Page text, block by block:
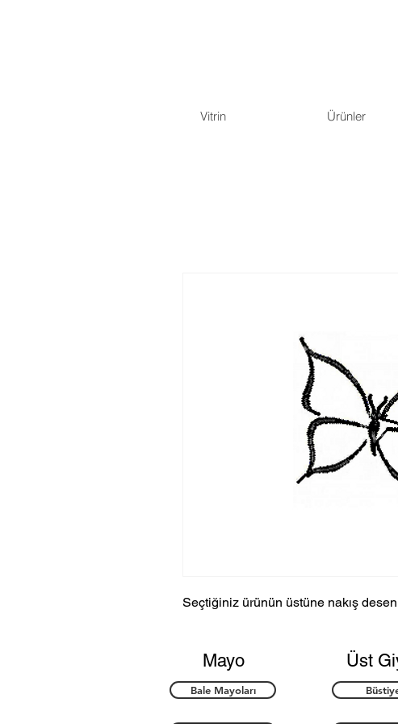
Vitrin Ürünler
Seçtiğiniz ürünün üstüne nakış
Mayo
Bale Mayoları
Üst